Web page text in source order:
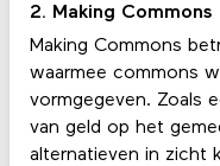
2. Making Commons
Making Commons
waarmee commons
vormgegeven. Zoals
van geld op het
alternatieven in zicht